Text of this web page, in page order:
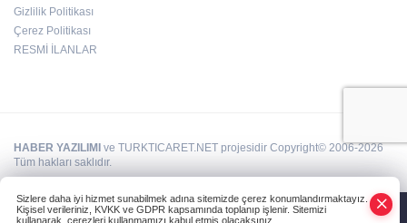
Gizlilik Politikası
Çerez Politikası
RESMİ İLANLAR
HABER YAZILIMI ve TURKTICARET.NET projesidir Copyright© 2006-2026
Tüm hakları saklıdır.
Sizlere daha iyi hizmet sunabilmek adına sitemizde çerez konumlandırmaktayız.
Kişisel verileriniz, KVKK ve GDPR kapsamında toplanıp işlenir. Sitemizi
kullanarak, çerezleri kullanmamızı kabul etmiş olacaksınız.